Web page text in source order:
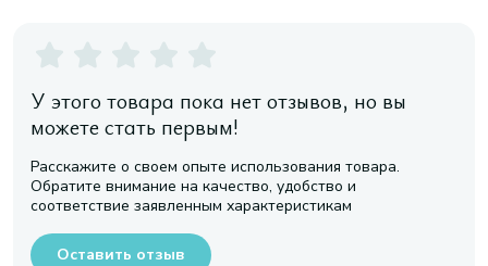
У этого товара пока нет отзывов, но вы
можете стать первым!
Расскажите о своем опыте использования товара.
Обратите внимание на качество, удобство и
соответствие заявленным характеристикам
Оставить отзыв